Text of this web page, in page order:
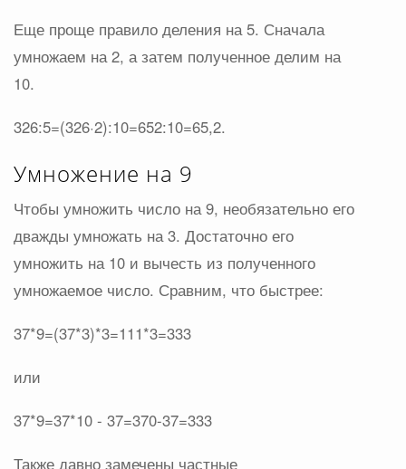
Еще проще правило деления на 5. Сначала
умножаем на 2, а затем полученное делим на
10.
326:5=(326·2):10=652:10=65,2.
Умножение на 9
Чтобы умножить число на 9, необязательно его
дважды умножать на 3. Достаточно его
умножить на 10 и вычесть из полученного
умножаемое число. Сравним, что быстрее:
37*9=(37*3)*3=111*3=333
или
37*9=37*10 - 37=370-37=333
Также давно замечены частные